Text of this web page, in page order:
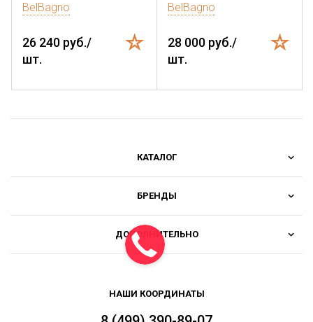
BelBagno
26 240 руб./
шт.
BelBagno
28 000 руб./
шт.
КАТАЛОГ
БРЕНДЫ
ДОПОЛНИТЕЛЬНО
НАШИ КООРДИНАТЫ